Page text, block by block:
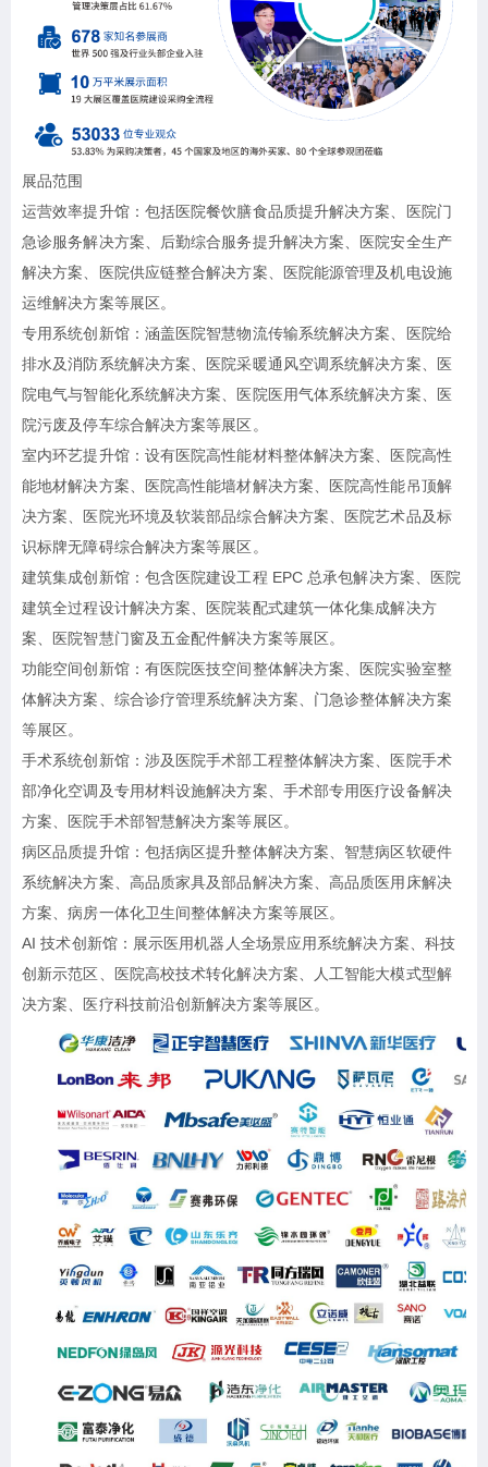
展品范围
运营效率提升馆：包括医院餐饮膳食品质提升解决方案、医院门
急诊服务解决方案、后勤综合服务提升解决方案、医院安全生产
解决方案、医院供应链整合解决方案、医院能源管理及机电设施
运维解决方案等展区。
专用系统创新馆：涵盖医院智慧物流传输系统解决方案、医院给
排水及消防系统解决方案、医院采暖通风空调系统解决方案、医
院电气与智能化系统解决方案、医院医用气体系统解决方案、医
院污废及停车综合解决方案等展区。
室内环艺提升馆：设有医院高性能材料整体解决方案、医院高性
能地材解决方案、医院高性能墙材解决方案、医院高性能吊顶解
决方案、医院光环境及软装部品综合解决方案、医院艺术品及标
识标牌无障碍综合解决方案等展区。
建筑集成创新馆：包含医院建设工程 EPC 总承包解决方案、医院
建筑全过程设计解决方案、医院装配式建筑一体化集成解决方
案、医院智慧门窗及五金配件解决方案等展区。
功能空间创新馆：有医院医技空间整体解决方案、医院实验室整
体解决方案、综合诊疗管理系统解决方案、门急诊整体解决方案
等展区。
手术系统创新馆：涉及医院手术部工程整体解决方案、医院手术
部净化空调及专用材料设施解决方案、手术部专用医疗设备解决
方案、医院手术部智慧解决方案等展区。
病区品质提升馆：包括病区提升整体解决方案、智慧病区软硬件
系统解决方案、高品质家具及部品解决方案、高品质医用床解决
方案、病房一体化卫生间整体解决方案等展区。
AI 技术创新馆：展示医用机器人全场景应用系统解决方案、科技
创新示范区、医院高校技术转化解决方案、人工智能大模式型解
决方案、医疗科技前沿创新解决方案等展区。